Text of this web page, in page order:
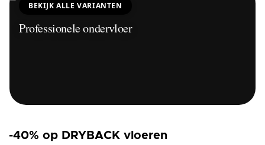
BEKIJK ALLE VARIANTEN
Professionele ondervloer
-40% op DRYBACK vloeren